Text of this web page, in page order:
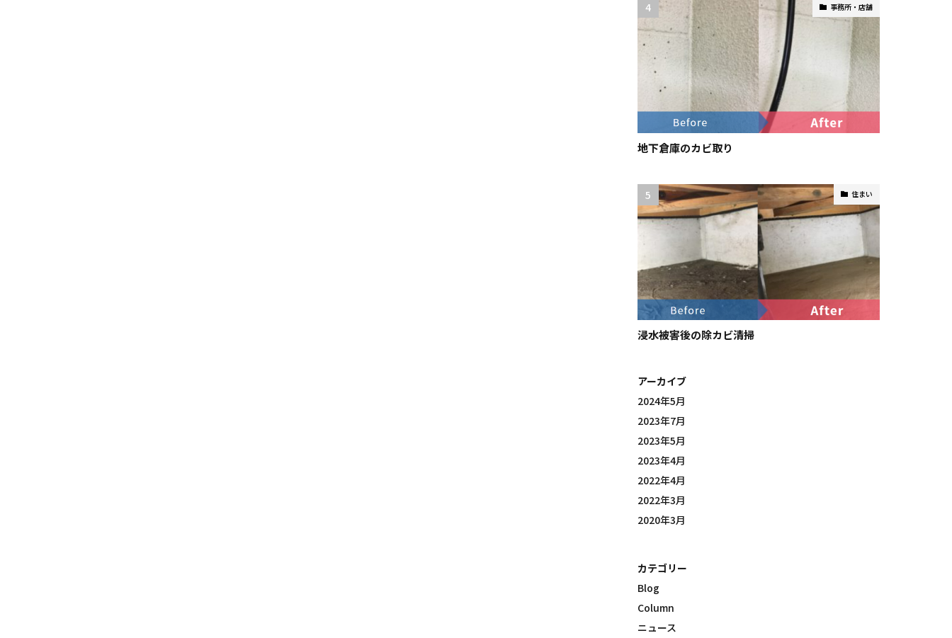
事務所・店舗
地下倉庫のカビ取り
住まい
浸水被害後の除カビ清掃
アーカイブ
2024年5月
2023年7月
2023年5月
2023年4月
2022年4月
2022年3月
2020年3月
カテゴリー
Blog
Column
ニュース